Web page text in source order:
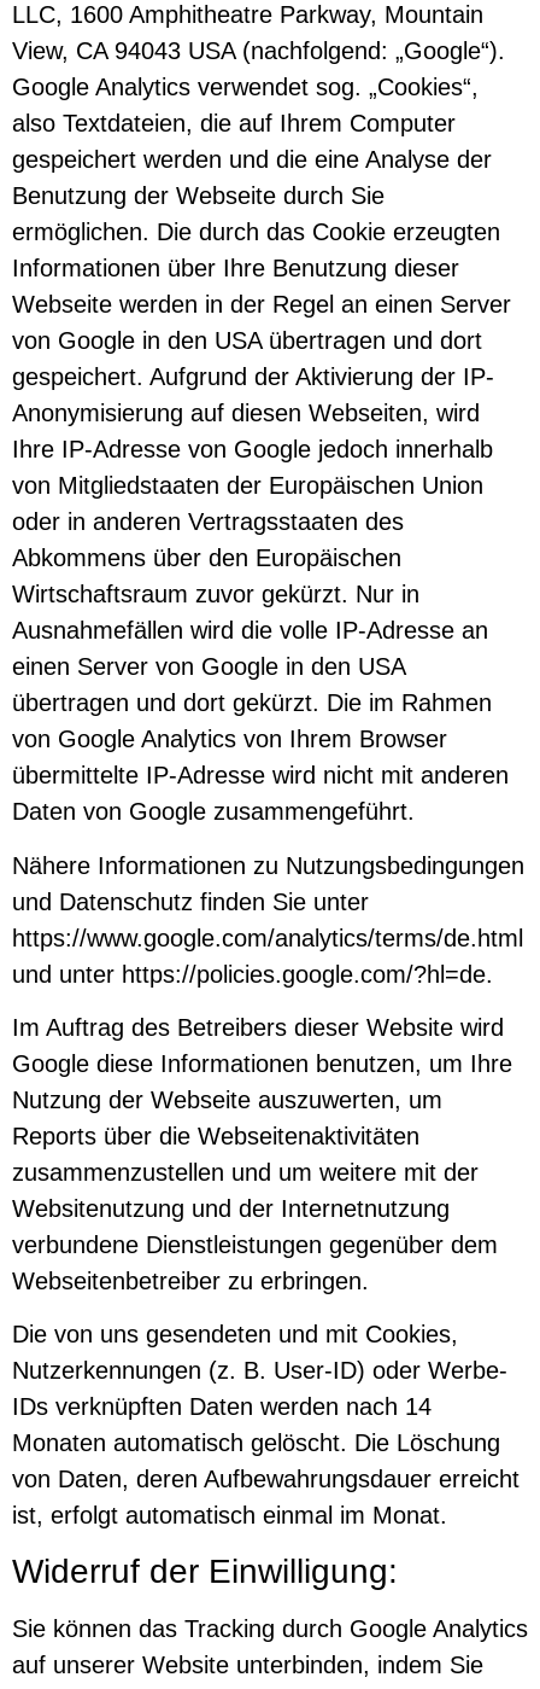
LLC, 1600 Amphitheatre Parkway, Mountain
View, CA 94043 USA (nachfolgend: „Google“).
Google Analytics verwendet sog. „Cookies“,
also Textdateien, die auf Ihrem Computer
gespeichert werden und die eine Analyse der
Benutzung der Webseite durch Sie
ermöglichen. Die durch das Cookie erzeugten
Informationen über Ihre Benutzung dieser
Webseite werden in der Regel an einen Server
von Google in den USA übertragen und dort
gespeichert. Aufgrund der Aktivierung der IP-
Anonymisierung auf diesen Webseiten, wird
Ihre IP-Adresse von Google jedoch innerhalb
von Mitgliedstaaten der Europäischen Union
oder in anderen Vertragsstaaten des
Abkommens über den Europäischen
Wirtschaftsraum zuvor gekürzt. Nur in
Ausnahmefällen wird die volle IP-Adresse an
einen Server von Google in den USA
übertragen und dort gekürzt. Die im Rahmen
von Google Analytics von Ihrem Browser
übermittelte IP-Adresse wird nicht mit anderen
Daten von Google zusammengeführt.
Nähere Informationen zu Nutzungsbedingungen
und Datenschutz finden Sie unter
https://www.google.com/analytics/terms/de.html
und unter https://policies.google.com/?hl=de.
Im Auftrag des Betreibers dieser Website wird
Google diese Informationen benutzen, um Ihre
Nutzung der Webseite auszuwerten, um
Reports über die Webseitenaktivitäten
zusammenzustellen und um weitere mit der
Websitenutzung und der Internetnutzung
verbundene Dienstleistungen gegenüber dem
Webseitenbetreiber zu erbringen.
Die von uns gesendeten und mit Cookies,
Nutzerkennungen (z. B. User-ID) oder Werbe-
IDs verknüpften Daten werden nach 14
Monaten automatisch gelöscht. Die Löschung
von Daten, deren Aufbewahrungsdauer erreicht
ist, erfolgt automatisch einmal im Monat.
Widerruf der Einwilligung:
Sie können das Tracking durch Google Analytics
auf unserer Website unterbinden, indem Sie